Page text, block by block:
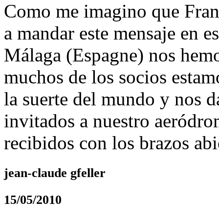
Como me imagino que
a mandar este mensaje en
Málaga (Espagne) nos
muchos de los socios
la suerte del mundo y nos
invitados a nuestro
recibidos con los brazos
jean-claude gfeller
15/05/2010